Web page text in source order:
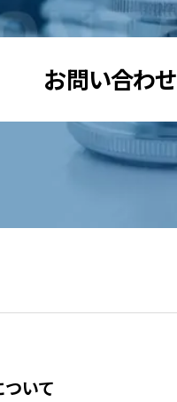
お問い合わせ
いて